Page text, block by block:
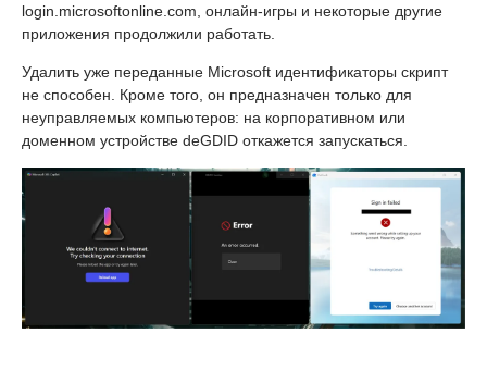
login.microsoftonline.com, онлайн-игры и некоторые другие
приложения продолжили работать.
Удалить уже переданные Microsoft идентификаторы скрипт
не способен. Кроме того, он предназначен только для
неуправляемых компьютеров: на корпоративном или
доменном устройстве deGDID откажется запускаться.